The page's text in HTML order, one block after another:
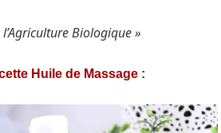
Biologique »
Huile de Massage :